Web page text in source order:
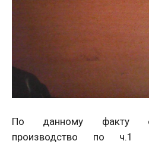
По данному факту
производство по ч.1